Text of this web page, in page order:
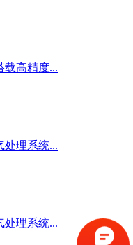
载高精度...
处理系统...
处理系统...